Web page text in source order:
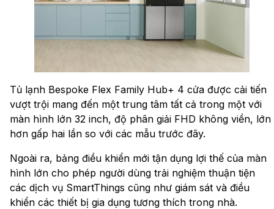
Tủ lạnh Bespoke Flex Family Hub+ 4 cửa được cải tiến
vượt trội mang đến một trung tâm tất cả trong một với
màn hình lớn 32 inch, độ phân giải FHD không viền, lớn
hơn gấp hai lần so với các mẫu trước đây.
Ngoài ra, bảng điều khiển mới tận dụng lợi thế của màn
hình lớn cho phép người dùng trải nghiệm thuận tiện
các dịch vụ SmartThings cũng như giám sát và điều
khiển các thiết bị gia dụng tương thích trong nhà.